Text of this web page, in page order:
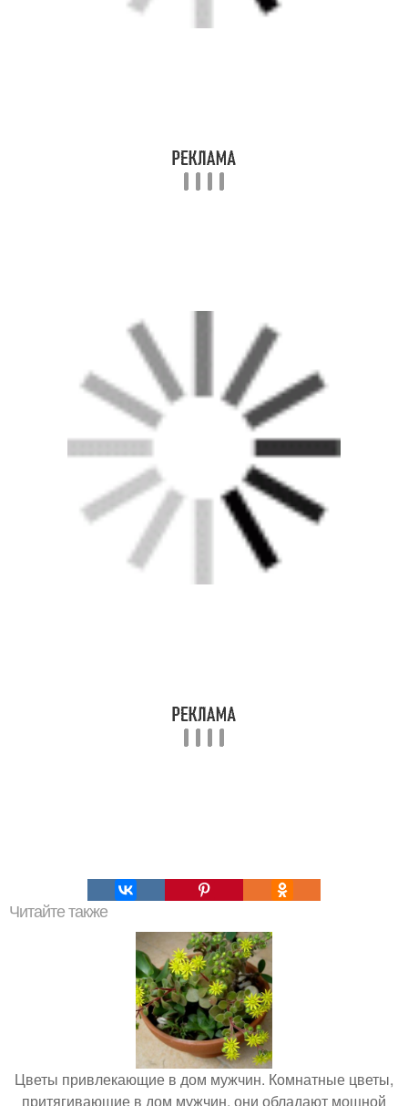
Читайте также
Цветы привлекающие в дом мужчин. Комнатные цветы,
притягивающие в дом мужчин, они обладают мощной